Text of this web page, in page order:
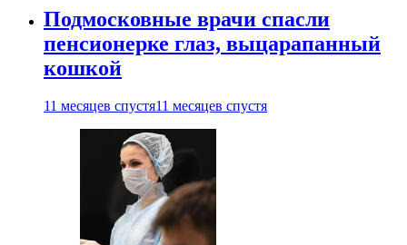
Подмосковные врачи спасли
пенсионерке глаз, выцарапанный
кошкой
11 месяцев спустя11 месяцев спустя